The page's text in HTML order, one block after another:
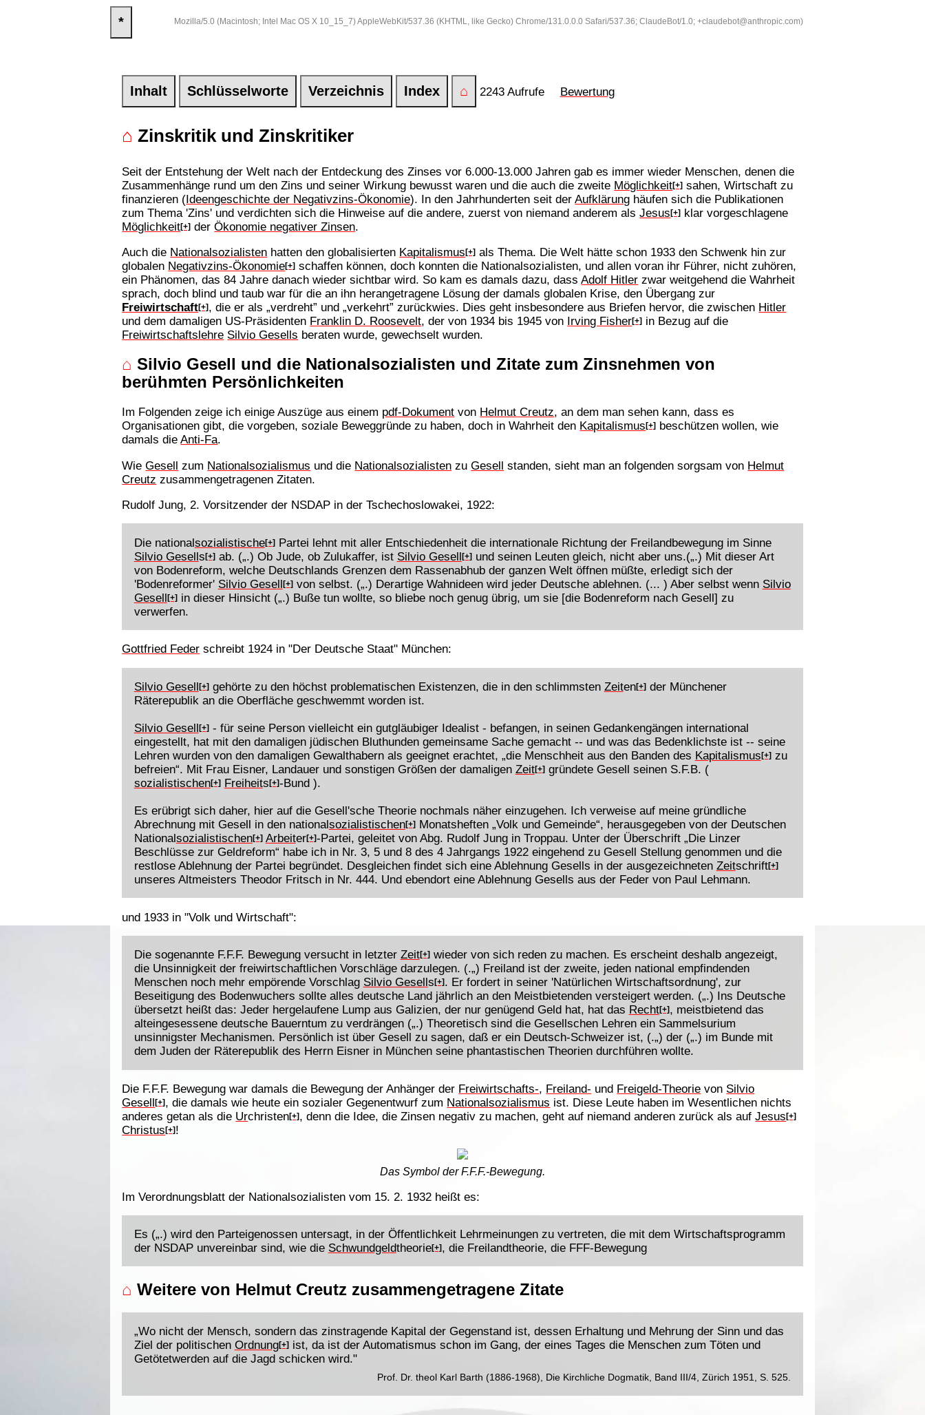
* Mozilla/5.0 (Macintosh; Intel Mac OS X 10_15_7) AppleWebKit/537.36 (KHTML, like Gecko) Chrome/131.0.0.0 Safari/537.36; ClaudeBot/1.0; +claudebot@anthropic.com)
Inhalt Schlüsselworte Verzeichnis Index ⌂ 2243 Aufrufe Bewertung
⌂ Zinskritik und Zinskritiker
Seit der Entstehung der Welt nach der Entdeckung des Zinses vor 6.000-13.000 Jahren gab es immer wieder Menschen, denen die
Zusammenhänge rund um den Zins und seiner Wirkung bewusst waren und die auch die zweite Möglichkeit[+] sahen, Wirtschaft zu
finanzieren (Ideengeschichte der Negativzins-Ökonomie). In den Jahrhunderten seit derAufklärung häufen sich die Publikationen
zum Thema 'Zins' und verdichten sich die Hinweise auf die andere, zuerst von niemand anderem alsJesus[+] klar vorgeschlagene
Möglichkeit[+] derÖkonomie negativer Zinsen.
Auch die Nationalsozialisten hatten den globalisierten Kapitalismus[+] als Thema. Die Welt hätte schon 1933 den Schwenk hin zur
globalen Negativzins-Ökonomie[+] schaffen können, doch konnten die Nationalsozialisten, und allen voran ihr Führer, nicht zuhören,
ein Phänomen, das 84 Jahre danach wieder sichtbar wird. So kam es damals dazu, dassAdolf Hitler zwar weitgehend die Wahrheit
sprach, doch blind und taub war für die an ihn herangetragene Lösung der damals globalen Krise, den Übergang zur
Freiwirtschaft[+] , die er als „verdreht” und „verkehrt” zurückwies. Dies geht insbesondere aus Briefen hervor, die zwischen Hitler
und dem damaligen US-Präsidenten Franklin D. Roosevelt, der von 1934 bis 1945 von Irving Fisher[+] in Bezug auf die
Freiwirtschaftslehre Silvio Gesells beraten wurde, gewechselt wurden.
⌂ Silvio Gesell und die Nationalsozialisten und Zitate zum Zinsnehmen von
berühmten Persönlichkeiten
Im Folgenden zeige ich einige Auszüge aus einem pdf-Dokument von Helmut Creutz, an dem man sehen kann, dass es
Organisationen gibt, die vorgeben, soziale Beweggründe zu haben, doch in Wahrheit den Kapitalismus[+] beschützen wollen, wie
damals dieAnti-Fa.
WieGesell zum Nationalsozialismus und die Nationalsozialisten zuGesell standen, sieht man an folgenden sorgsam von Helmut
Creutz zusammengetragenen Zitaten.
Rudolf Jung, 2. Vorsitzender der NSDAP in der Tschechoslowakei, 1922:
Die nationalsozialistische[+]Partei lehnt mit aller Entschiedenheit die internationale Richtung der Freilandbewegung im Sinne
Silvio Gesells[+]ab. („.) Ob Jude, ob Zulukaffer, ist Silvio Gesell[+]und seinen Leuten gleich, nicht aber uns.(„.) Mit dieser Art
von Bodenreform, welche Deutschlands Grenzen dem Rassenabhub der ganzen Welt öffnen müßte, erledigt sich der
'Bodenreformer' Silvio Gesell[+]von selbst. („.) Derartige Wahnideen wird jeder Deutsche ablehnen. (... ) Aber selbst wenn Silvio
Gesell[+]in dieser Hinsicht („.) Buße tun wollte, so bliebe noch genug übrig, um sie [die Bodenreform nach Gesell] zu
verwerfen.
Gottfried Feder schreibt 1924 in "Der Deutsche Staat" München:
Silvio Gesell[+]gehörte zu den höchst problematischen Existenzen, die in den schlimmsten Zeiten[+]der Münchener
Räterepublik an die Oberfläche geschwemmt worden ist.
Silvio Gesell[+]- für seine Person vielleicht ein gutgläubiger Idealist - befangen, in seinen Gedankengängen international
eingestellt, hat mit den damaligen jüdischen Bluthunden gemeinsame Sache gemacht -- und was das Bedenklichste ist -- seine
Lehren wurden von den damaligen Gewalthabern als geeignet erachtet, „die Menschheit aus den Banden des Kapitalismus[+]zu
befreien“. Mit Frau Eisner, Landauer und sonstigen Größen der damaligen Zeit[+]gründete Gesell seinen S.F.B. (
sozialistischen[+] Freiheits[+]-Bund ).
Es erübrigt sich daher, hier auf die Gesell'sche Theorie nochmals näher einzugehen. Ich verweise auf meine gründliche
Abrechnung mit Gesell in den nationalsozialistischen[+]Monatsheften „Volk und Gemeinde“, herausgegeben von der Deutschen
Nationalsozialistischen[+] Arbeiter[+]-Partei, geleitet von Abg. Rudolf Jung in Troppau. Unter der Überschrift „Die Linzer
Beschlüsse zur Geldreform“ habe ich in Nr. 3, 5 und 8 des 4 Jahrgangs 1922 eingehend zu Gesell Stellung genommen und die
restlose Ablehnung der Partei begründet. Desgleichen findet sich eine Ablehnung Gesells in der ausgezeichneten Zeitschrift[+]
unseres Altmeisters Theodor Fritsch in Nr. 444. Und ebendort eine Ablehnung Gesells aus der Feder von Paul Lehmann.
und 1933 in "Volk und Wirtschaft":
Die sogenannte F.F.F. Bewegung versucht in letzter Zeit[+]wieder von sich reden zu machen. Es erscheint deshalb angezeigt,
die Unsinnigkeit der freiwirtschaftlichen Vorschläge darzulegen. (.„) Freiland ist der zweite, jeden national empfindenden
Menschen noch mehr empörende Vorschlag Silvio Gesells [+]. Er fordert in seiner 'Natürlichen Wirtschaftsordnung', zur
Beseitigung des Bodenwuchers sollte alles deutsche Land jährlich an den Meistbietenden versteigert werden. („.) Ins Deutsche
übersetzt heißt das: Jeder hergelaufene Lump aus Galizien, der nur genügend Geld hat, hat das Recht[+], meistbietend das
alteingesessene deutsche Bauerntum zu verdrängen („.) Theoretisch sind die Gesellschen Lehren ein Sammelsurium
unsinnigster Mechanismen. Persönlich ist über Gesell zu sagen, daß er ein Deutsch-Schweizer ist, (.„) der („.) im Bunde mit
dem Juden der Räterepublik des Herrn Eisner in München seine phantastischen Theorien durchführen wollte.
Die F.F.F. Bewegung war damals die Bewegung der Anhänger der Freiwirtschafts-, Freiland- und Freigeld-Theorie von Silvio
Gesell[+], die damals wie heute ein sozialer Gegenentwurf zum Nationalsozialismus ist. Diese Leute haben im Wesentlichen nichts
anderes getan als die Urchristen[+], denn die Idee, die Zinsen negativ zu machen, geht auf niemand anderen zurück als aufJesus[+]
Christus[+]!
Das Symbol der F.F.F.-Bewegung.
Im Verordnungsblatt der Nationalsozialisten vom 15. 2. 1932 heißt es:
Es („.) wird den Parteigenossen untersagt, in der Öffentlichkeit Lehrmeinungen zu vertreten, die mit dem Wirtschaftsprogramm
der NSDAP unvereinbar sind, wie die Schwundgeldtheorie[+], die Freilandtheorie, die FFF-Bewegung
⌂ Weitere von Helmut Creutz zusammengetragene Zitate
„Wo nicht der Mensch, sondern das zinstragende Kapital der Gegenstand ist, dessen Erhaltung und Mehrung der Sinn und das
Ziel der politischen Ordnung[+]ist, da ist der Automatismus schon im Gang, der eines Tages die Menschen zum Töten und
Getötetwerden auf die Jagd schicken wird."
Prof. Dr. theol Karl Barth (1886-1968), Die Kirchliche Dogmatik, Band III/4, Zürich 1951, S. 525.